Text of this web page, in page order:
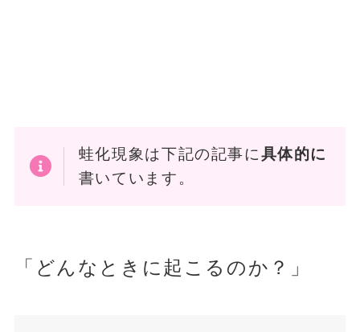
蛙化現象は下記の記事に具体的に
書いています。
「どんなときに起こるのか？」